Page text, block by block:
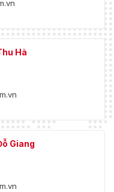
Hà
Giang